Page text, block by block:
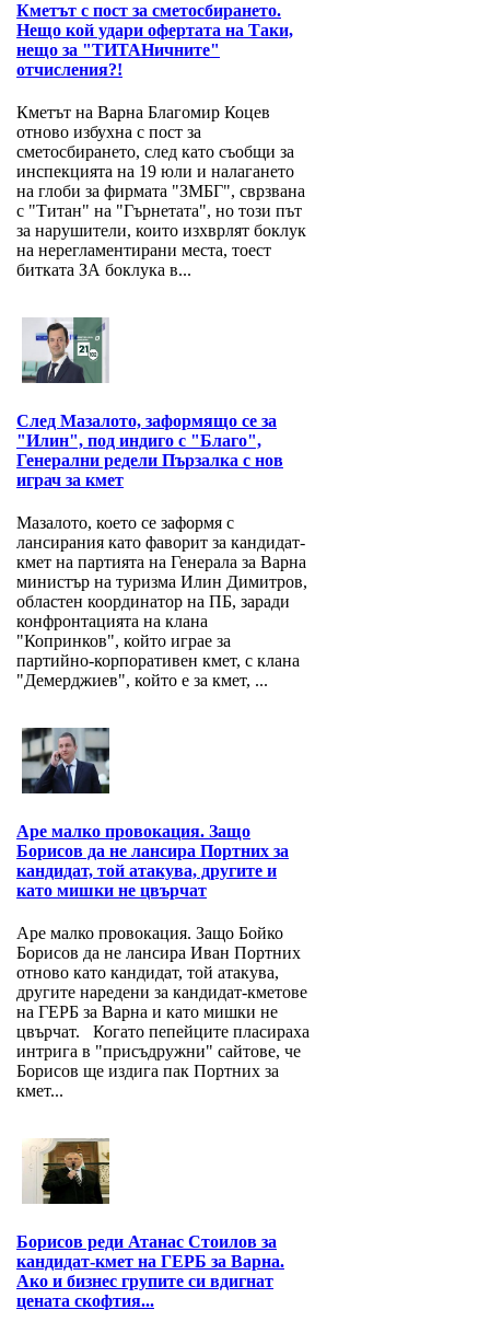
Кметът с пост за сметосбирането.
Нещо кой удари офертата на Таки,
нещо за "ТИТАНичните"
отчисления?!
Кметът на Варна Благомир Коцев
отново избухна с пост за
сметосбирането, след като съобщи за
инспекцията на 19 юли и налагането
на глоби за фирмата "ЗМБГ", сврзвана
с "Титан" на "Гърнетата", но този път
за нарушители, които изхврлят боклук
на нерегламентирани места, тоест
битката ЗА боклука в...
След Мазалото, заформящо се за
"Илин", под индиго с "Благо",
Генерални редели Пързалка с нов
играч за кмет
Мазалото, което се заформя с
лансирания като фаворит за кандидат-
кмет на партията на Генерала за Варна
министър на туризма Илин Димитров,
областен координатор на ПБ, заради
конфронтацията на клана
"Копринков", който играе за
партийно-корпоративен кмет, с клана
"Демерджиев", който е за кмет, ...
Аре малко провокация. Защо
Борисов да не лансира Портних за
кандидат, той атакува, другите и
като мишки не цвърчат
Аре малко провокация. Защо Бойко
Борисов да не лансира Иван Портних
отново като кандидат, той атакува,
другите наредени за кандидат-кметове
на ГЕРБ за Варна и като мишки не
цвърчат. Когато пепейците пласираха
интрига в "присъдружни" сайтове, че
Борисов ще издига пак Портних за
кмет...
Борисов реди Атанас Стоилов за
кандидат-кмет на ГЕРБ за Варна.
Ако и бизнес групите си вдигнат
цената скофтия...